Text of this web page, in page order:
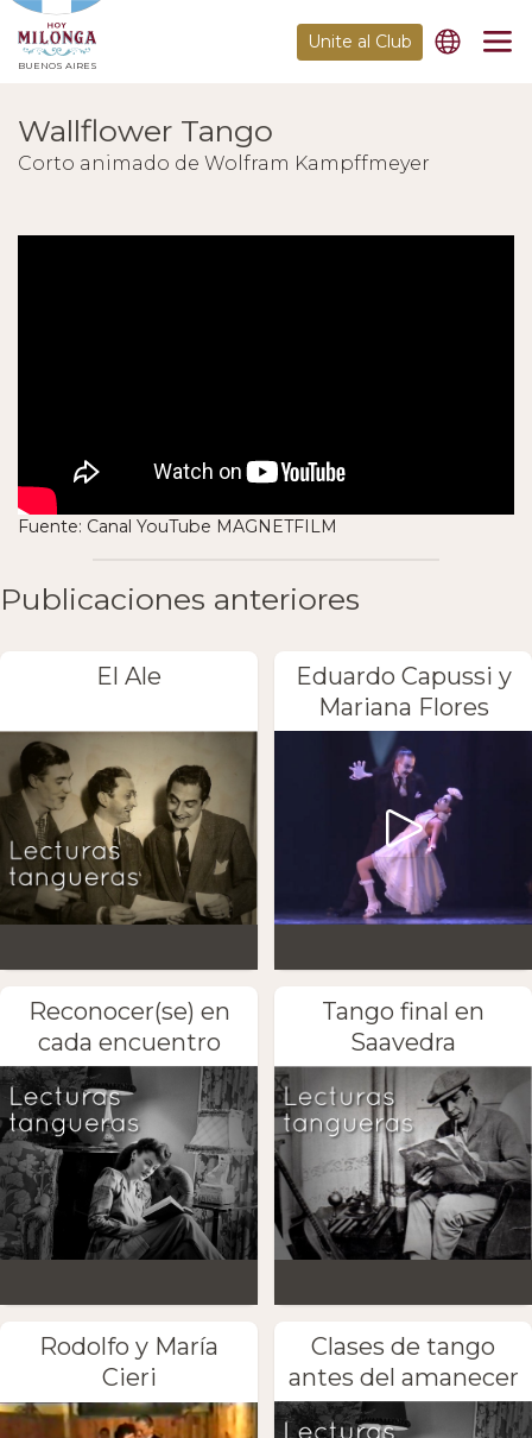
BUENOS AIRES
Unite al Club
Wallflower Tango
Corto animado de Wolfram Kampffmeyer
Fuente: Canal YouTube MAGNETFILM
Publicaciones anteriores
El Ale
Eduardo Capussi y
Mariana Flores
Reconocer(se) en
cada encuentro
Tango final en
Saavedra
Rodolfo y María
Cieri
Clases de tango
antes del amanecer